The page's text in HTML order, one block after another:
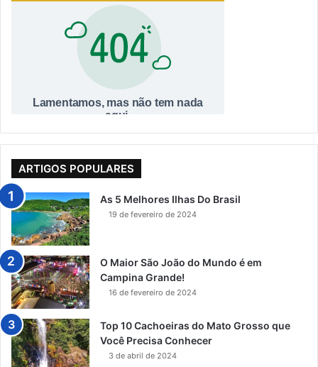
ARTIGOS POPULARES
As 5 Melhores Ilhas Do Brasil
19 de fevereiro de 2024
O Maior São João do Mundo é em
Campina Grande!
16 de fevereiro de 2024
Top 10 Cachoeiras do Mato Grosso que
Você Precisa Conhecer
3 de abril de 2024